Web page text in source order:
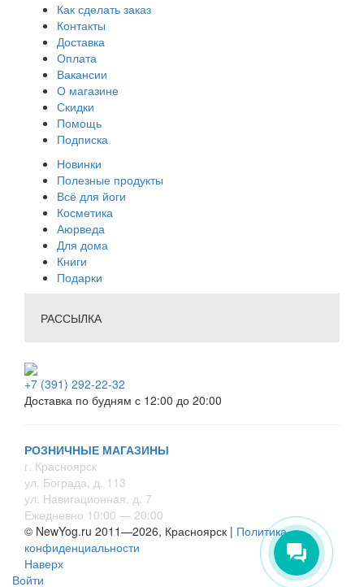
Как сделать заказ
Контакты
Доставка
Оплата
Вакансии
О магазине
Скидки
Помощь
Подписка
Новинки
Полезные продукты
Всё для йоги
Косметика
Аюрведа
Для дома
Книги
Подарки
РАССЫЛКА
+7 (391) 292-22-32
Доставка по будням с 12:00 до 20:00
РОЗНИЧНЫЕ МАГАЗИНЫ
г. Красноярск
ул. Бограда, д. 113
ул. Навигационная, д. 7
Ежедневно 10:00 — 20:00
© NewYog.ru 2011—2026, Красноярск | Политика
конфиденциальности
Наверх
Войти